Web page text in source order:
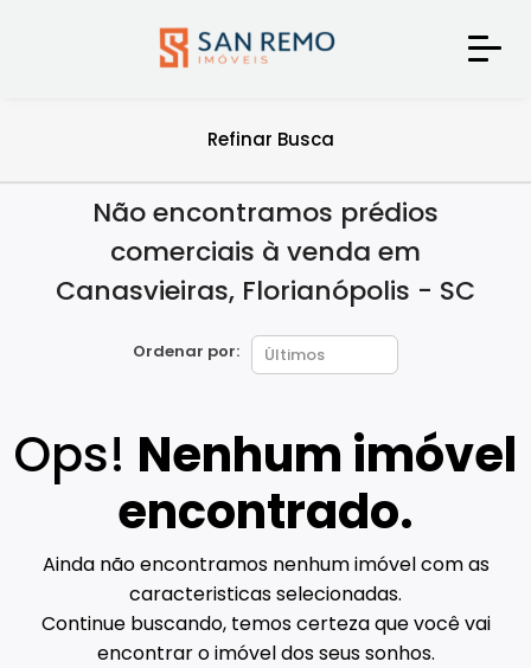
Refinar Busca
Não encontramos prédios
comerciais à venda em
Canasvieiras, Florianópolis - SC
Ordenar por:
Ops! Nenhum imóvel
encontrado.
Ainda não encontramos nenhum imóvel com as
caracteristicas selecionadas.
Continue buscando, temos certeza que você vai
encontrar o imóvel dos seus sonhos.